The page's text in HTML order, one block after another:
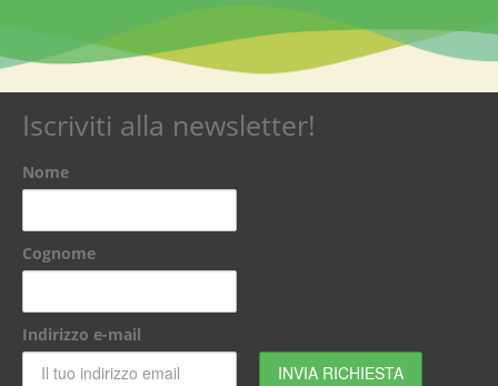
Iscriviti alla newsletter!
Nome
Cognome
Indirizzo e-mail